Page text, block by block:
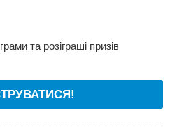
та розіграші призів